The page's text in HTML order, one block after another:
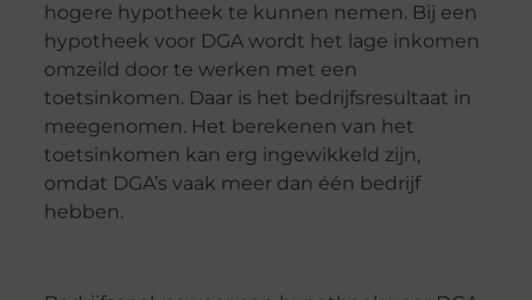
hogere hypotheek te kunnen nemen. Bij een
hypotheek voor DGA wordt het lage inkomen
omzeild door te werken met een
toetsinkomen. Daar is het bedrijfsresultaat in
meegenomen. Het berekenen van het
toetsinkomen kan erg ingewikkeld zijn,
omdat DGA’s vaak meer dan één bedrijf
hebben.